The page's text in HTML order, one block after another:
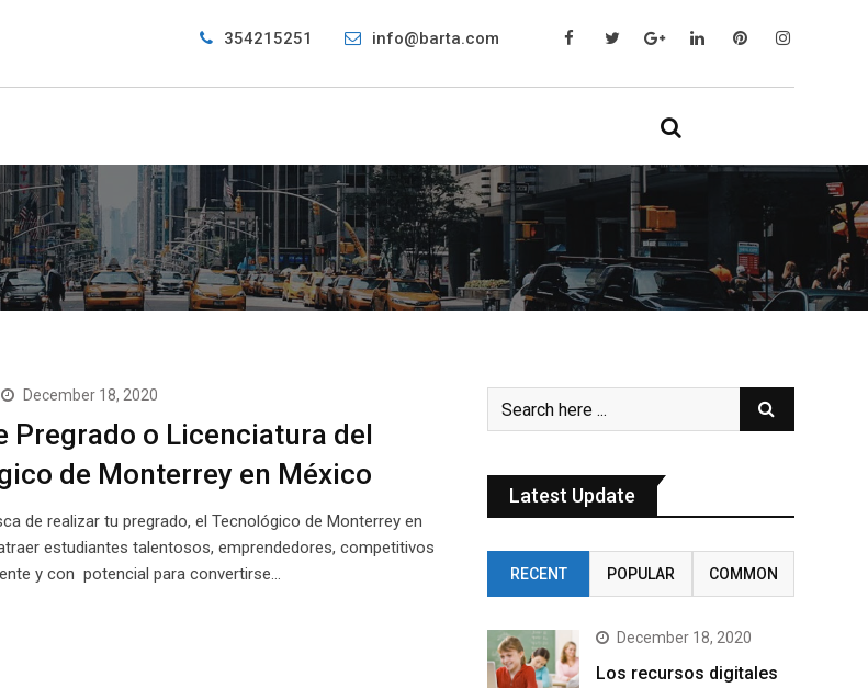
354215251 info@barta.com
December 18, 2020
Pregrado o Licenciatura del
de Monterrey en México
de realizar tu pregrado, el Tecnológico de Monterrey en
estudiantes talentosos, emprendedores, competitivos
y con potencial para convertirse…
Latest Update
RECENT POPULAR COMMON
December 18, 2020
Los recursos digitales